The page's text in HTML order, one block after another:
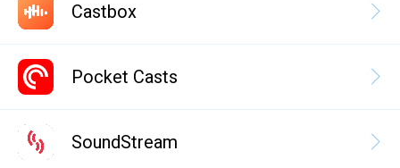
Castbox
Pocket Casts
SoundStream